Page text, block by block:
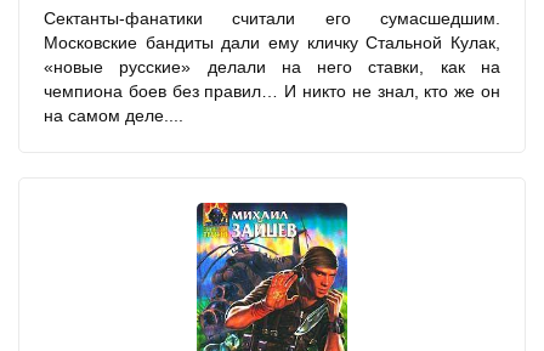
Сектанты-фанатики считали его сумасшедшим.
Московские бандиты дали ему кличку Стальной Кулак,
«новые русские» делали на него ставки, как на
чемпиона боев без правил… И никто не знал, кто же он
на самом деле....